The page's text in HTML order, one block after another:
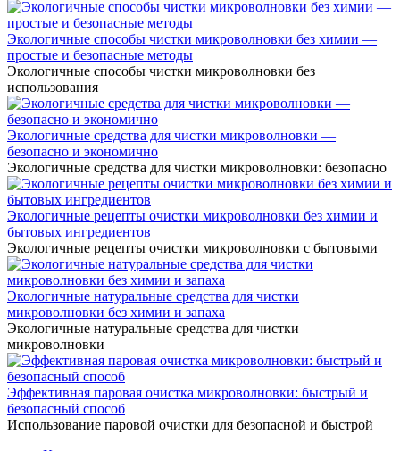
Экологичные способы чистки микроволновки без химии —
простые и безопасные методы
Экологичные способы чистки микроволновки без
использования
Экологичные средства для чистки микроволновки —
безопасно и экономично
Экологичные средства для чистки микроволновки: безопасно
Экологичные рецепты очистки микроволновки без химии и
бытовых ингредиентов
Экологичные рецепты очистки микроволновки с бытовыми
Экологичные натуральные средства для чистки
микроволновки без химии и запаха
Экологичные натуральные средства для чистки
микроволновки
Эффективная паровая очистка микроволновки: быстрый и
безопасный способ
Использование паровой очистки для безопасной и быстрой